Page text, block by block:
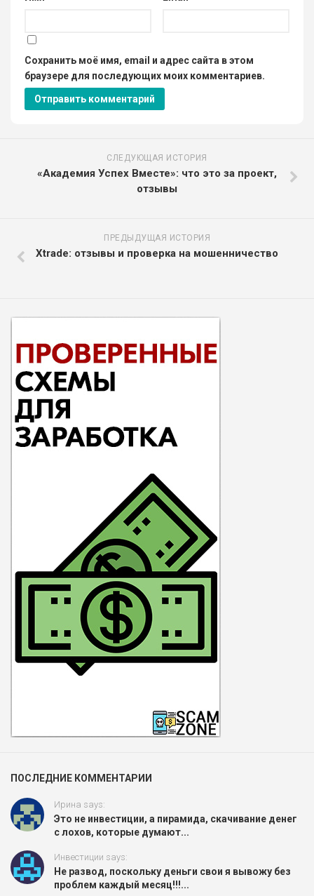
Сохранить моё имя, email и адрес сайта в этом
браузере для последующих моих комментариев.
СЛЕДУЮЩАЯ ИСТОРИЯ
«Академия Успех Вместе»: что это за проект,
отзывы
ПРЕДЫДУЩАЯ ИСТОРИЯ
Xtrade: отзывы и проверка на мошенничество
ПОСЛЕДНИЕ КОММЕНТАРИИ
Ирина says:
Это не инвестиции, а пирамида, скачивание денег
с лохов, которые думают...
Инвестиции says:
Не развод, поскольку деньги свои я вывожу без
проблем каждый месяц!!!...